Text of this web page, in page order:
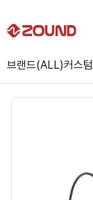
브랜드(ALL)커스텀